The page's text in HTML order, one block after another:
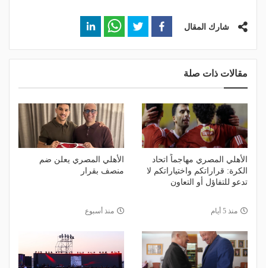
شارك المقال
مقالات ذات صلة
الأهلي المصري مهاجماً اتحاد
الكرة: قراراتكم واختياراتكم لا
تدعو للتفاؤل أو التعاون
منذ 5 أيام
الأهلي المصري يعلن ضم
منصف بقرار
منذ أسبوع